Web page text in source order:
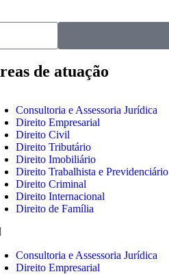
de atuação
Consultoria e Assessoria Jurídica
Direito Empresarial
Direito Civil
Direito Tributário
Direito Imobiliário
Direito Trabalhista e Previdenciário
Direito Criminal
Direito Internacional
Direito de Família
Consultoria e Assessoria Jurídica
Direito Empresarial